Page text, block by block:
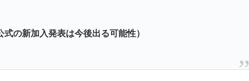
式の新加入発表は今後出る可能性）